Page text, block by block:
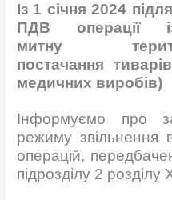
Із 1 січня 2024 п
ПДВоперації
митну
постачання
тиварів
медичних виробів)
Інформуємо про
режиму звільнення
операцій,
підрозділу 2